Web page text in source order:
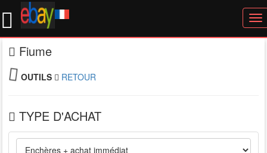
Fiume
OUTILS RETOUR
TYPE D'ACHAT